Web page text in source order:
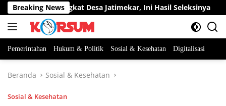
Langsung
ke
konten
Breaking News
Perangkat Desa Jatimekar, Ini Hasil Seleksinya
Pemerintahan Hukum & Politik Sosial & Kesehatan Digitalisasi
Beranda Sosial & Kesehatan
Sosial & Kesehatan